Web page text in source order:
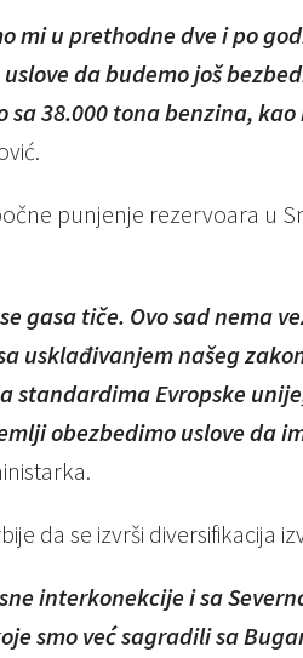
mi u prethodne dve i po
da budemo još
38.000 tona benzina,
punjenje rezervoara u
gasa tiče. Ovo sad nema
usklađivanjem našeg
standardima Evropske
obezbedimo uslove da
da se izvrši diversifikacija
interkonekcije i sa
smo već sagradili sa